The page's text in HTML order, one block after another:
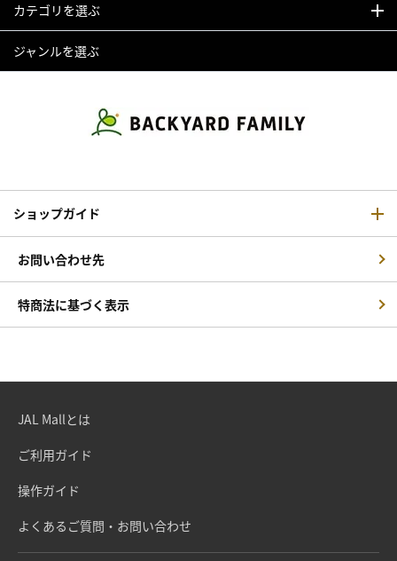
カテゴリを選ぶ
ジャンルを選ぶ
ショップガイド
お問い合わせ先
特商法に基づく表示
JAL Mallとは
ご利用ガイド
操作ガイド
よくあるご質問・お問い合わせ